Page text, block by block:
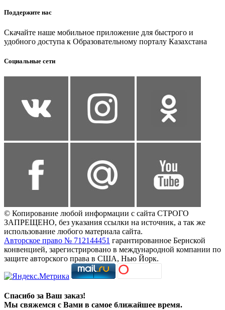
Поддержите нас
Скачайте наше мобильное приложение для быстрого и
удобного доступа к Образовательному порталу Казахстана
Социальные сети
© Копирование любой информации с сайта СТРОГО
ЗАПРЕЩЕНО, без указания ссылки на источник, а так же
использование любого материала сайта.
Авторское право № 712144451 гарантированное Бернской
конвенцией, зарегистрировано в международной компании по
защите авторского права в США, Нью Йорк.
Спасибо за Ваш заказ!
Мы свяжемся с Вами в самое ближайшее время.